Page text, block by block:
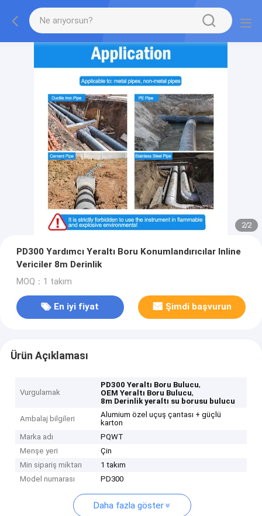
2/2
PD300 Yardımcı Yeraltı Boru Konumlandırıcılar Inline
Vericiler 8m Derinlik
MOQ：1 takım
En iyi fiyat Şimdi başvurun
Ürün Açıklaması
Vurgulamak
PD300 Yeraltı Boru Bulucu,
OEM Yeraltı Boru Bulucu,
8m Derinlik yeraltı su borusu bulucu
Ambalaj bilgileri
Alumium özel uçuş çantası + güçlü
karton
Marka adı
PQWT
Menşe yeri
Çin
Min sipariş miktarı
1 takım
Model numarası
PD300
Daha fazla göster